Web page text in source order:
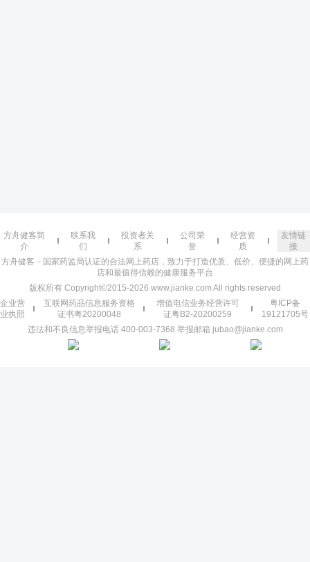
方舟健客简
介
联系我
们
投资者关
系
公司荣
誉
经营资
质
友情链
接
方舟健客－国家药监局认证的合法网上药店，致力于打造优质、低价、便捷的网上药
店和最值得信赖的健康服务平台
版权所有 Copyright©2015-2026 www.jianke.com All rights reserved
企业营
业执照
互联网药品信息服务资格
证书粤20200048
增值电信业务经营许可
证粤B2-20200259
粤ICP备
19121705号
违法和不良信息举报电话 400-003-7368 举报邮箱 jubao@jianke.com